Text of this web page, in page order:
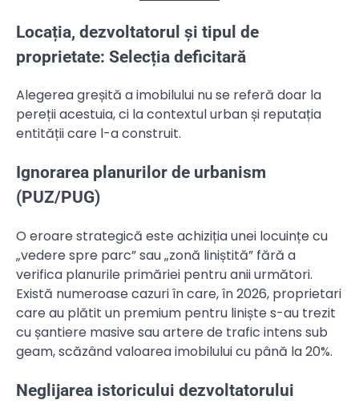
Locația, dezvoltatorul și tipul de
proprietate: Selecția deficitară
Alegerea greșită a imobilului nu se referă doar la
pereții acestuia, ci la contextul urban și reputația
entității care l-a construit.
Ignorarea planurilor de urbanism
(PUZ/PUG)
O eroare strategică este achiziția unei locuințe cu
„vedere spre parc” sau „zonă liniștită” fără a
verifica planurile primăriei pentru anii următori.
Există numeroase cazuri în care, în 2026, proprietari
care au plătit un premium pentru liniște s-au trezit
cu șantiere masive sau artere de trafic intens sub
geam, scăzând valoarea imobilului cu până la 20%.
Neglijarea istoricului dezvoltatorului